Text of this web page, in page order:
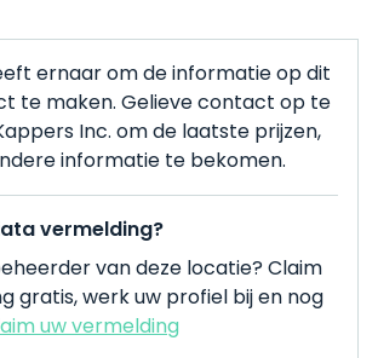
ernaar om de informatie op dit
te maken. Gelieve contact op te
Inc. om de laatste prijzen,
informatie te bekomen.
vermelding?
van deze locatie? Claim
gratis, werk uw profiel bij en nog
uw vermelding